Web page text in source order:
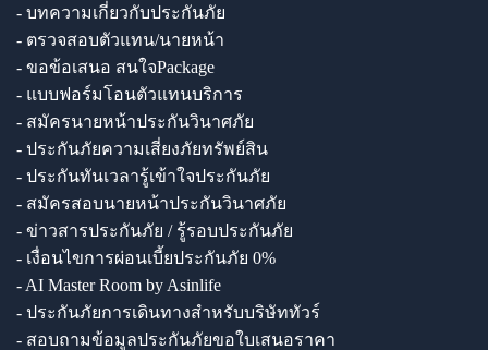
- บทความเกี่ยวกับประกันภัย
- ตรวจสอบตัวแทน/นายหน้า
- ขอข้อเสนอ สนใจPackage
- แบบฟอร์มโอนตัวแทนบริการ
- สมัครนายหน้าประกันวินาศภัย
- ประกันภัยความเสี่ยงภัยทรัพย์สิน
- ประกันทันเวลารู้เข้าใจประกันภัย
- สมัครสอบนายหน้าประกันวินาศภัย
- ข่าวสารประกันภัย / รู้รอบประกันภัย
- เงื่อนไขการผ่อนเบี้ยประกันภัย 0%
- AI Master Room by Asinlife
- ประกันภัยการเดินทางสำหรับบริษัททัวร์
- สอบถามข้อมูลประกันภัยขอใบเสนอราคา